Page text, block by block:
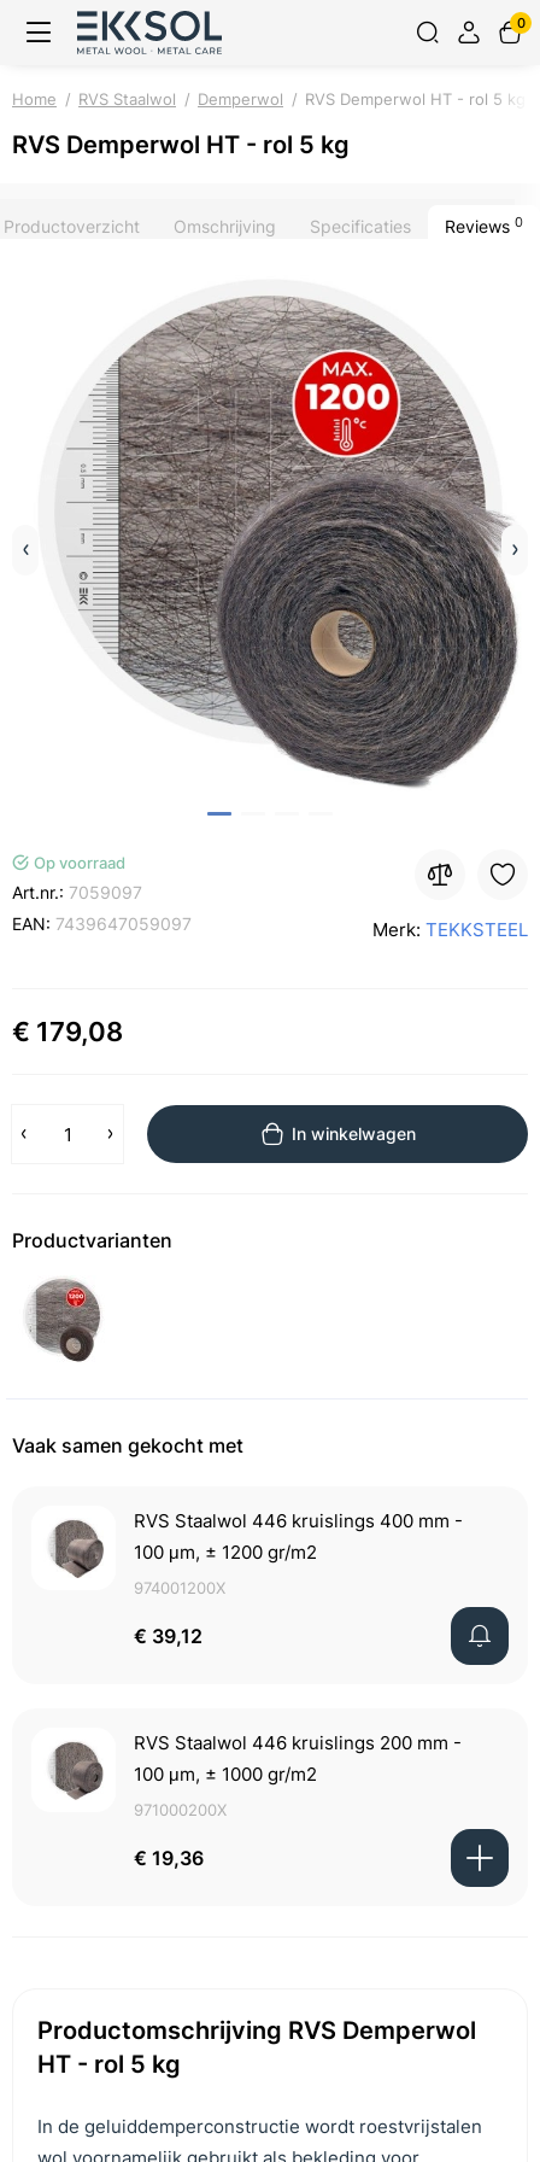
0
Home RVS Staalwol Demperwol RVS Demperwol HT - rol 5 kg
RVS Demperwol HT - rol 5 kg
Productoverzicht Omschrijving Specificaties Reviews 0
Op voorraad
Art.nr.: 7059097
EAN: 7439647059097 Merk: TEKKSTEEL
€ 179,08
In winkelwagen
Productvarianten
Vaak samen gekocht met
RVS Staalwol 446 kruislings 400 mm -
100 μm, ± 1200 gr/m2
974001200X
€ 39,12
RVS Staalwol 446 kruislings 200 mm -
100 μm, ± 1000 gr/m2
971000200X
€ 19,36
Productomschrijving RVS Demperwol
HT - rol 5 kg
In de geluiddemperconstructie wordt roestvrijstalen